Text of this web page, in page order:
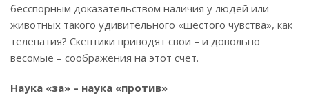
бесспорным доказательством наличия у людей или
животных такого удивительного «шестого чувства», как
телепатия? Скептики приводят свои – и довольно
весомые – соображения на этот счет.
Наука «за» – наука «против»